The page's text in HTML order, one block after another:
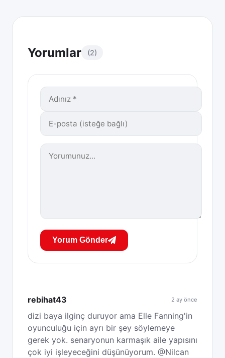
Yorumlar (2)
Yorum Gönder
rebihat43 2 ay önce
dizi baya ilginç duruyor ama Elle Fanning'in
oyunculuğu için ayrı bir şey söylemeye
gerek yok. senaryonun karmaşık aile yapısını
çok iyi işleyeceğini düşünüyorum. @Nilcan